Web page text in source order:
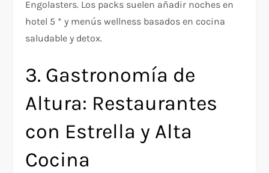
Engolasters. Los packs suelen añadir noches en
hotel 5 * y menús wellness basados en cocina
saludable y detox.
3. Gastronomía de
Altura: Restaurantes
con Estrella y Alta
Cocina